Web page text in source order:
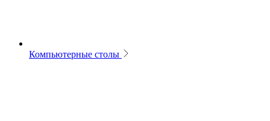
Компьютерные столы